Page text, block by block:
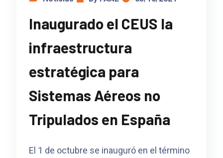
Inaugurado el CEUS la
infraestructura
estratégica para
Sistemas Aéreos no
Tripulados en España
El 1 de octubre se inauguró en el término